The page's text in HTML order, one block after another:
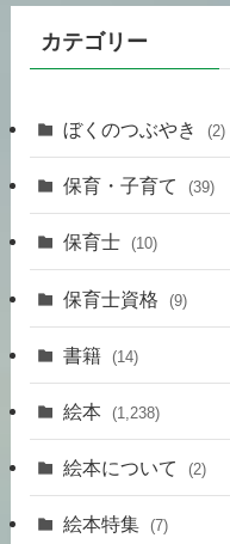
カテゴリー
ぼくのつぶやき (2)
保育・子育て (39)
保育士 (10)
保育士資格 (9)
書籍 (14)
絵本 (1,238)
絵本について (2)
絵本特集 (7)